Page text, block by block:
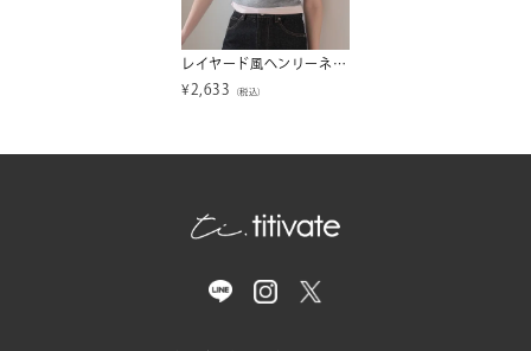
レイヤード風ヘンリーネックカットソーTシャツ【メール便可／100】
¥ 2,633 （税込）